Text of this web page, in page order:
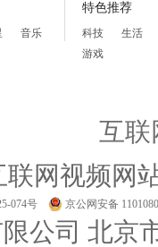
音乐
特色推荐
科技
生活
游戏
互联
网视频网
074号 京公网安备
公司 北京